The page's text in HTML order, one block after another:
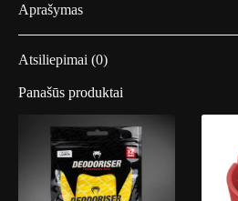
Aprašymas
Atsiliepimai (0)
Panašūs produktai